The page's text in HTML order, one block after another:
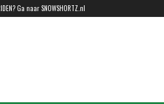
Ga naar SNOWSHORTZ.nl